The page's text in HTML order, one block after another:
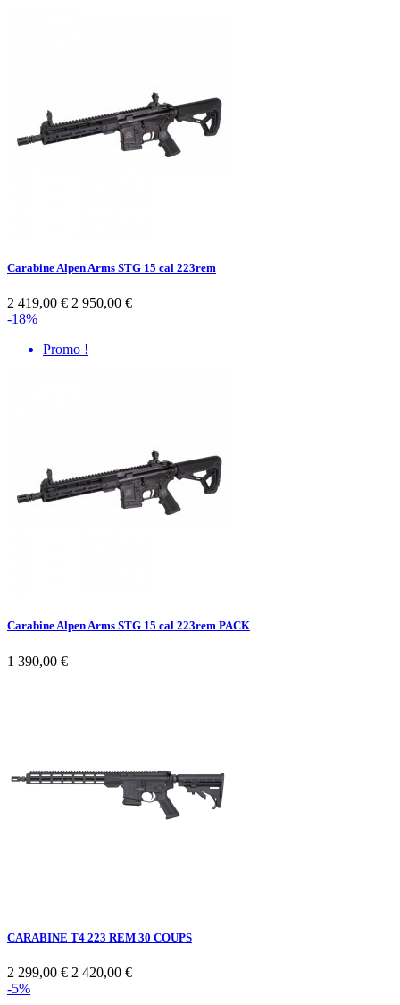
Carabine Alpen Arms STG 15 cal 223rem
2 419,00 € 2 950,00 €
-18%
Promo !
Carabine Alpen Arms STG 15 cal 223rem PACK
1 390,00 €
CARABINE T4 223 REM 30 COUPS
2 299,00 € 2 420,00 €
-5%